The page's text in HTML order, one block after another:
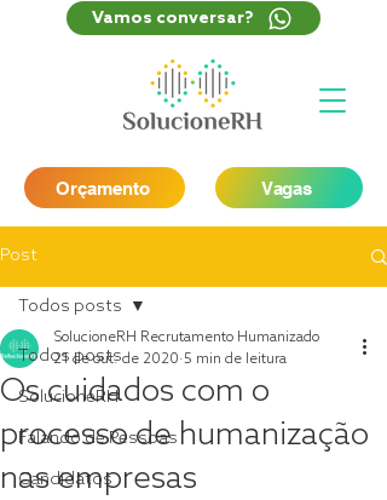
Orçamento Vagas
Vamos conversar?
Post
Todos posts
SolucioneRH
Falando de Pessoas
Candidatos
Todos posts
Os cuidados com o
processo de humanização
nas empresas
SolucioneRH Recrutamento Humanizado
21 de out. de 2020 5 min de leitura